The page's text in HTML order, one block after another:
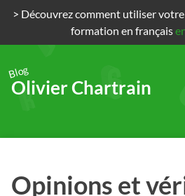
> Découvrez comment utiliser
formation en français
Blog
Olivier Chartrain
Opinions et